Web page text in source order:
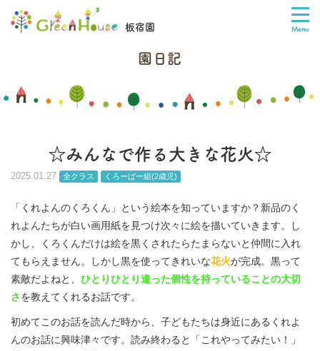
板宿園
園日記
☆みんなで作る大きな花火☆
2025.01.27 全クラス くろーばー組(2歳児)
「くれよんのくろくん」という絵本を知っていますか？新品のく
れよんたちが白い画用紙を見つけ次々に絵を描いていきます。し
かし、くろくんだけは絵を黒くされたらたまらないと仲間に入れ
てもらえません。しかし黒を使ってきれいな花火が完成。黒って
素敵だよねと、 ひとりひとり違った個性を持っていることの大切
さを教えてくれるお話です。
初めてこのお話を読んだ時から、子どもたちは身近にあるくれよ
んのお話に興味津々です。読み終わると「これやってみたい！」